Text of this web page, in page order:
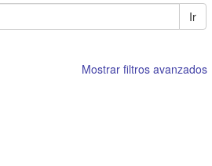
Ir
Mostrar filtros avanzados